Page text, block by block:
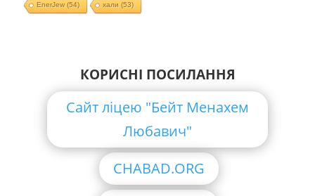
EnerJew(54) хали (53)
КОРИСНІ ПОСИЛАННЯ
Сайт ліцею "Бейт Менахем
Любавич"
CHABAD.ORG